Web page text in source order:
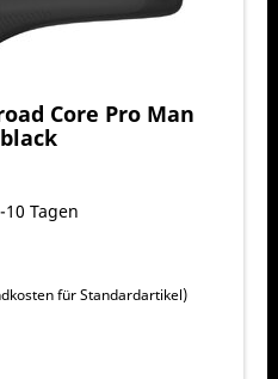
Core Pro Man
Tagen
für Standardartikel)